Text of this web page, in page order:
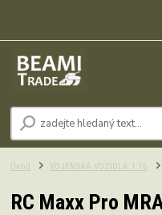
Úvod VOJENSKÁ VOZIDLA 1:16
RC Maxx Pro